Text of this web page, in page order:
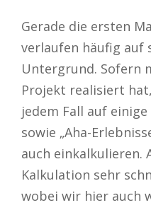
Gerade die ersten
verlaufen häufig auf
Untergrund. Sofern
Projekt realisiert
jedem Fall auf
sowie „Aha-
auch einkalkulieren.
Kalkulation sehr
wobei wir hier auch